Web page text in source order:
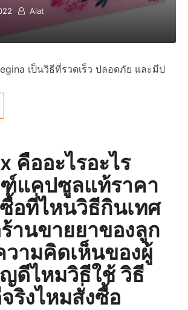
Aiat
เป็นวิธีที่รวดเร็ว ปลอดภัย และมีป
คืออะไรอะไร
แคปซูลแท้ราคา
อที่ไหนวิธีกินเทศ
านขายยาของลูก
วามคิดเห็นของผู้
ดีไหมวิธีใช้ วิธี
ริงไหมสั่งซื้อ